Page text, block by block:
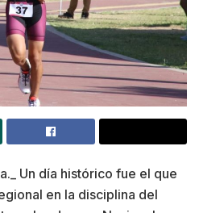
Un día histórico fue el que
en la disciplina del